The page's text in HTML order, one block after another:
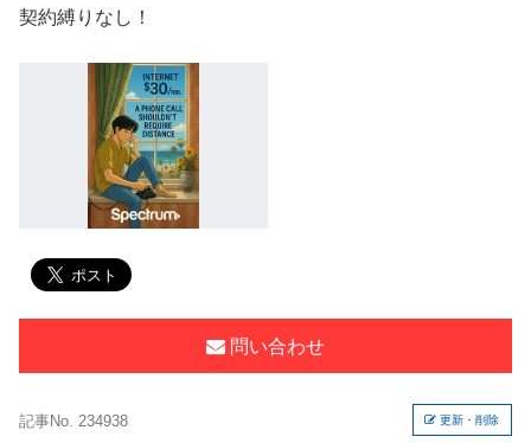
契約縛りなし！
問い合わせ
記事No. 234938 更新・削除